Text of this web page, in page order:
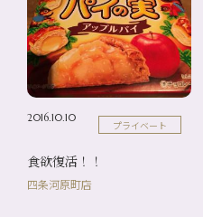
2016.10.10
プライベート
食欲復活！！
四条河原町店